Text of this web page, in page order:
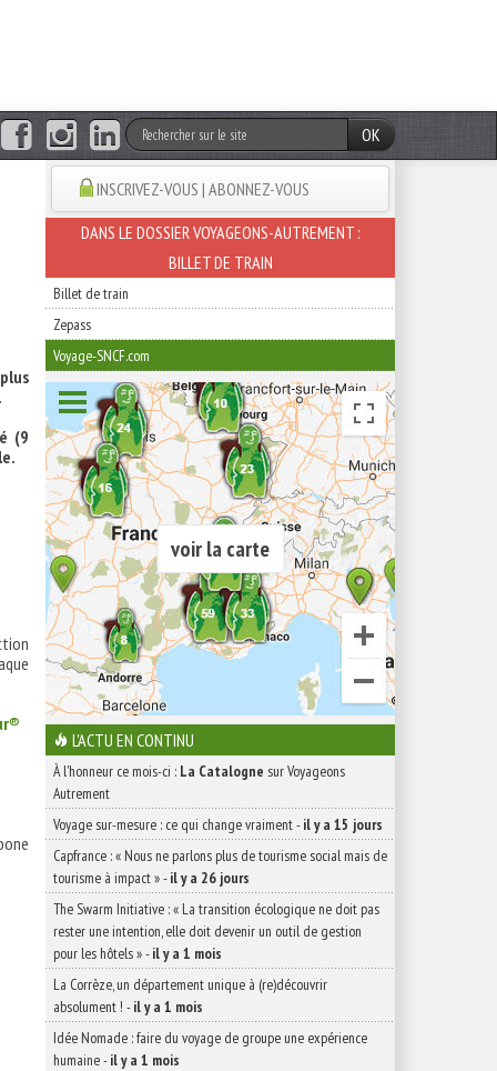
OK
(9
INSCRIVEZ-VOUS | ABONNEZ-VOUS
DANS LE DOSSIER VOYAGEONS-AUTREMENT :
BILLET DE TRAIN
Billet de train
Zepass
Voyage-SNCF.com
voir la carte
L'ACTU EN CONTINU
À l'honneur ce mois-ci : La Catalogne sur Voyageons
Autrement
Voyage sur-mesure : ce qui change vraiment-il y a 15 jours
Capfrance : « Nous ne parlons plus de tourisme social mais de
tourisme à impact »-il y a 26 jours
The Swarm Initiative : « La transition écologique ne doit pas
rester une intention, elle doit devenir un outil de gestion
pour les hôtels »-il y a 1 mois
La Corrèze, un département unique à (re)découvrir
absolument ! -il y a 1 mois
Idée Nomade : faire du voyage de groupe une expérience
humaine-il y a 1 mois